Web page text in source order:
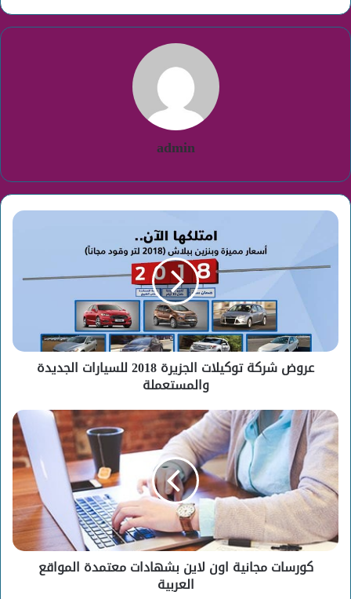
admin
عروض
الجزيرة
والمستعملة
عروض شركة توكيلات الجزيرة 2018 للسيارات الجديدة
والمستعملة
كورسات
مجانية
اون
لاين
بشهادات
معتمدة
المواقع
العربية
كورسات مجانية اون لاين بشهادات معتمدة المواقع
العربية